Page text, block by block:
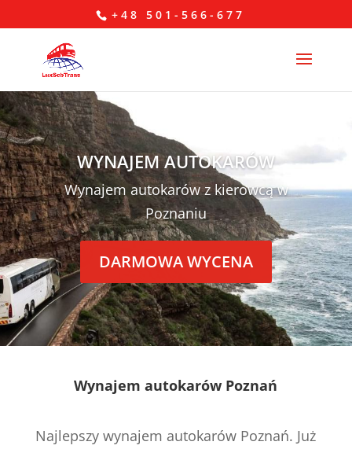
+48 501-566-677
WYNAJEM AUTOKARÓW
Wynajem autokarów z kierowcą w
Poznaniu
DARMOWA WYCENA
Wynajem autokarów Poznań
Najlepszy wynajem autokarów Poznań. Już